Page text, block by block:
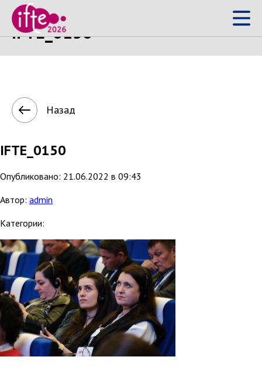
IFTE_0150
Назад
IFTE_0150
Опубликовано: 21.06.2022 в 09:43
Автор: admin
Категории: